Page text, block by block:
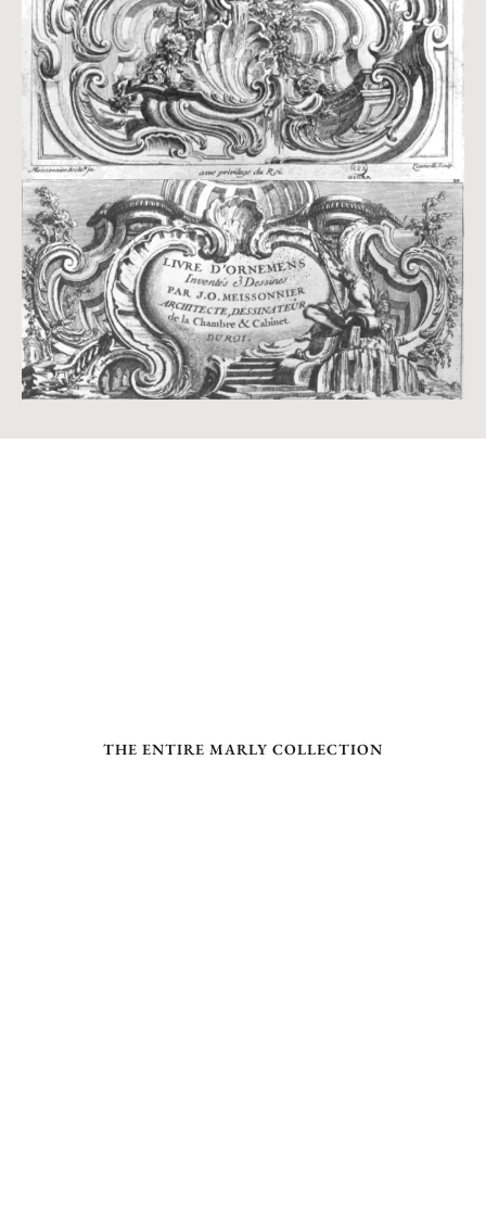
THE ENTIRE MARLY COLLECTION